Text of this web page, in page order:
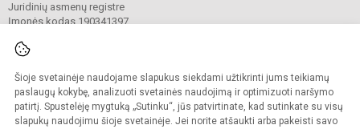
Šioje svetainėje naudojame slapukus siekdami užtikrinti jums teikiamų
paslaugų kokybę, analizuoti svetainės naudojimą ir optimizuoti naršymo
patirtį. Spustelėję mygtuką „Sutinku“, jūs patvirtinate, kad sutinkate su visų
slapukų naudojimu šioje svetainėje. Jei norite atšaukti arba pakeisti savo
Juridinių asmenų registre
Įmonės kodas 190341397
© 2023. Ukmergės Jono Basanavičiaus gimnazija. Visos teisės saugomos.
Kopijuoti turinį be raštiško gimnazijos sutikimo griežtai draudžiama.
Prieinamumo paraiška Slapukų politika